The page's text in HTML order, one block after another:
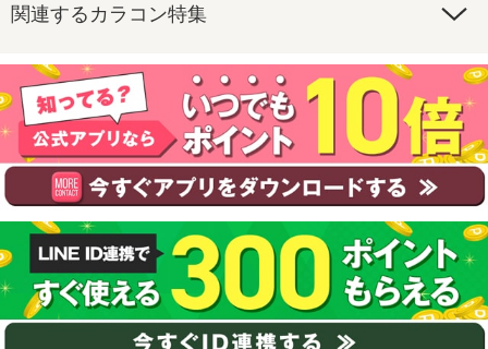
関連するカラコン特集